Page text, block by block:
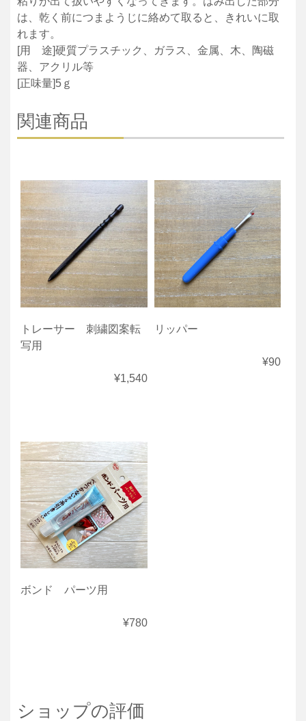
は、乾く前につまようじに絡めて取ると、きれいに取
れます。
[用 途]硬質プラスチック、ガラス、金属、木、陶磁
器、アクリル等
[正味量]5ｇ
関連商品
トレーサー 刺繍図案転
写用
¥1,540
リッパー
¥90
ボンド パーツ用
¥780
ショップの評価